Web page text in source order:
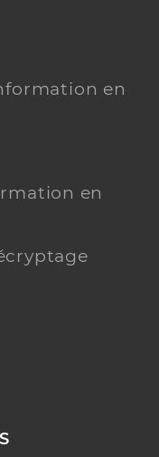
en
en